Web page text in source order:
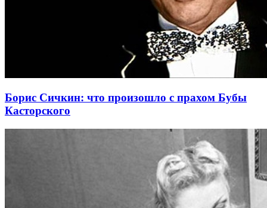
Борис Сичкин: что произошло с прахом Бубы
Касторского